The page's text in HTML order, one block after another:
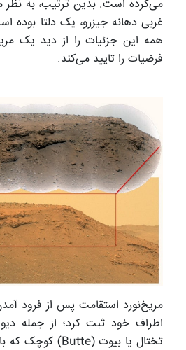
می‌کرده است. بدین ترتیب، به
غربی دهانه جیزرو، یک دلتا
همه این جزئیات را از دید یک
فرضیات را تایید می‌کند.
مریخ‌نورد استقامت پس از فرود
اطراف خود ثبت کرد؛ از جمله